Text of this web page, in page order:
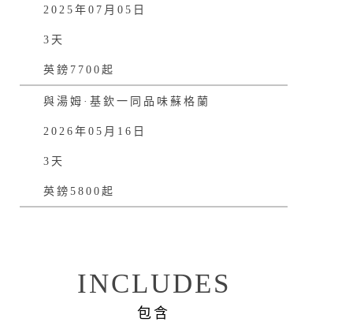
2025年07月05日
3天
英鎊7700起
與湯姆·基欽一同品味蘇格蘭
2026年05月16日
3天
英鎊5800起
INCLUDES
包含